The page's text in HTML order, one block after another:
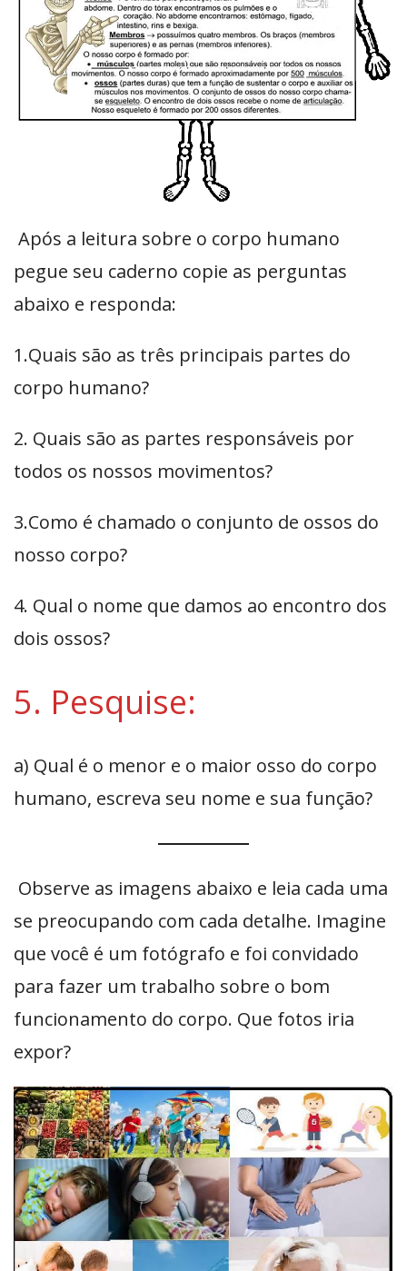
Após a leitura sobre o corpo humano
pegue seu caderno copie as perguntas
abaixo e responda:
1.Quais são as três principais partes do
corpo humano?
2. Quais são as partes responsáveis por
todos os nossos movimentos?
3.Como é chamado o conjunto de ossos do
nosso corpo?
4. Qual o nome que damos ao encontro dos
dois ossos?
5. Pesquise:
a) Qual é o menor e o maior osso do corpo
humano, escreva seu nome e sua função?
Observe as imagens abaixo e leia cada uma
se preocupando com cada detalhe. Imagine
que você é um fotógrafo e foi convidado
para fazer um trabalho sobre o bom
funcionamento do corpo. Que fotos iria
expor?